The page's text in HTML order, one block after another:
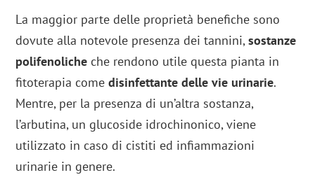
La maggior parte delle proprietà benefiche sono
dovute alla notevole presenza dei tannini,sostanze
polifenoliche che rendono utile questa pianta in
fitoterapia comedisinfettante delle vie urinarie.
Mentre, per la presenza di un’altra sostanza,
l’arbutina, un glucoside idrochinonico, viene
utilizzato in caso di cistiti ed infiammazioni
urinarie in genere.